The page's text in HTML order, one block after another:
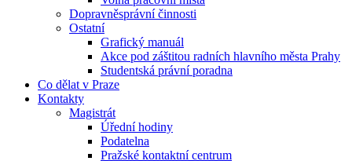
Dopravněsprávní činnosti
Ostatní
Grafický manuál
Akce pod záštitou radních hlavního města Prahy
Studentská právní poradna
Co dělat v Praze
Kontakty
Magistrát
Úřední hodiny
Podatelna
Pražské kontaktní centrum